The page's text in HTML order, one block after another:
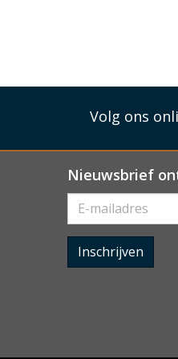
Volg ons
Nieuwsbrief
Inschrijven